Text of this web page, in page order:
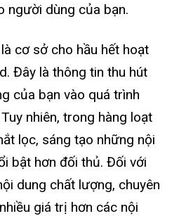
người dùng của bạn.
cơ sở cho hầu hết hoạt
Đây là thông tin thu hút
của bạn vào quá trình
nhiên, trong hàng loạt
lọc, sáng tạo những nội
bật hơn đối thủ. Đối với
dung chất lượng, chuyên
giá trị hơn các nội